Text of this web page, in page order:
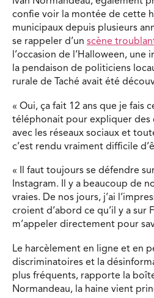
confie voir la montée de cette
municipaux depuis plusieurs
se rappeler d’un scène
l’occasion de l’Halloween,
la pendaison de politiciens
rurale de Taché avait été
« Oui, ça fait 12 ans que je fais
téléphonait pour expliquer des
avec les réseaux sociaux et
c’est rendu vraiment difficile
« Il faut toujours se défendre
Instagram. Il y a beaucoup de
vraies. De nos jours, j’ai
croient d’abord ce qu’il y a sur
m’appeler directement pour
Le harcèlement en ligne et en
discriminatoires et la
plus fréquents, rapporte la
Normandeau, la haine vient